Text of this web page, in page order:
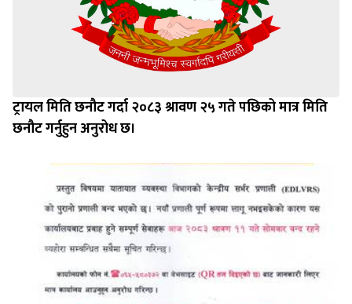
ट्रायल मिति छनौट गर्दा २०८३ श्रावण २५ गते पछिको मात्र मिति
छनौट गर्नुहुन अनुरोध छ।